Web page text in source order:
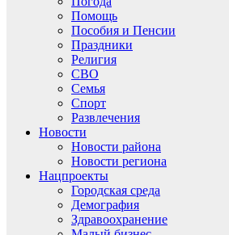
Помощь
Пособия и Пенсии
Праздники
Религия
СВО
Семья
Спорт
Развлечения
Новости
Новости района
Новости региона
Нацпроекты
Городская среда
Демография
Здравоохранение